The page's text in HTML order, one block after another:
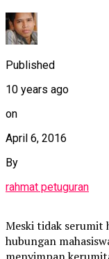
Published
10 years ago
on
April 6, 2016
By
rahmat petuguran
Meski tidak serumit
hubungan